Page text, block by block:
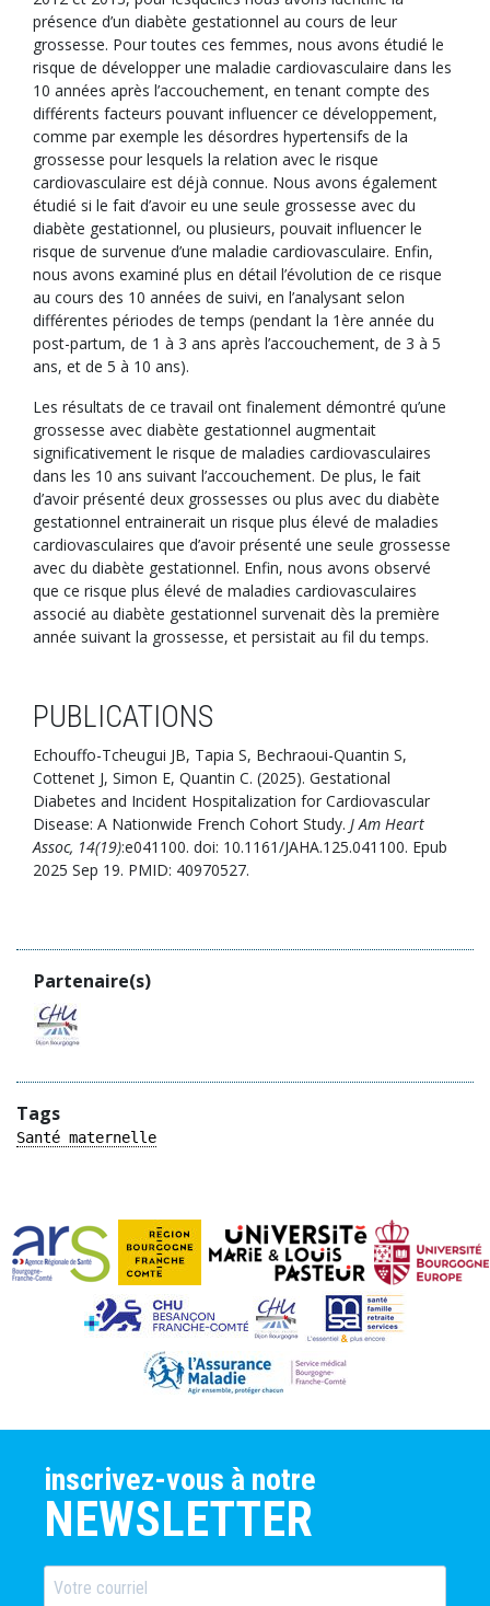
présence d’un diabète gestationnel au cours de leur
grossesse. Pour toutes ces femmes, nous avons étudié le
risque de développer une maladie cardiovasculaire dans les
10 années après l’accouchement, en tenant compte des
différents facteurs pouvant influencer ce développement,
comme par exemple les désordres hypertensifs de la
grossesse pour lesquels la relation avec le risque
cardiovasculaire est déjà connue. Nous avons également
étudié si le fait d’avoir eu une seule grossesse avec du
diabète gestationnel, ou plusieurs, pouvait influencer le
risque de survenue d’une maladie cardiovasculaire. Enfin,
nous avons examiné plus en détail l’évolution de ce risque
au cours des 10 années de suivi, en l’analysant selon
différentes périodes de temps (pendant la 1ère année du
post-partum, de 1 à 3 ans après l’accouchement, de 3 à 5
ans, et de 5 à 10 ans).
Les résultats de ce travail ont finalement démontré qu’une
grossesse avec diabète gestationnel augmentait
significativement le risque de maladies cardiovasculaires
dans les 10 ans suivant l’accouchement. De plus, le fait
d’avoir présenté deux grossesses ou plus avec du diabète
gestationnel entrainerait un risque plus élevé de maladies
cardiovasculaires que d’avoir présenté une seule grossesse
avec du diabète gestationnel. Enfin, nous avons observé
que ce risque plus élevé de maladies cardiovasculaires
associé au diabète gestationnel survenait dès la première
année suivant la grossesse, et persistait au fil du temps.
PUBLICATIONS
Echouffo-Tcheugui JB, Tapia S, Bechraoui-Quantin S,
Cottenet J, Simon E, Quantin C. (2025). Gestational
Diabetes and Incident Hospitalization for Cardiovascular
Disease: A Nationwide French Cohort Study. J Am Heart
Assoc, 14(19):e041100. doi: 10.1161/JAHA.125.041100. Epub
2025 Sep 19. PMID: 40970527.
Partenaire(s)
Tags
Santé maternelle
inscrivez-vous à notre
NEWSLETTER